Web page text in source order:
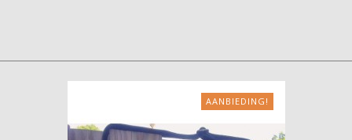
AANBIEDING!